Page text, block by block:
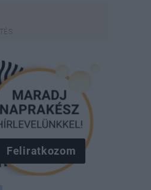
Feliratkozom